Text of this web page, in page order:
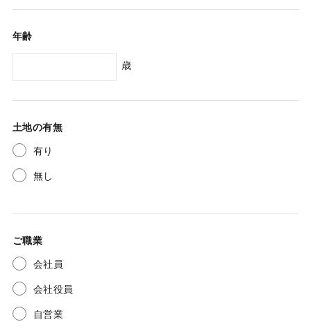
年齢
歳
土地の有無
有り
無し
ご職業
会社員
会社役員
自営業